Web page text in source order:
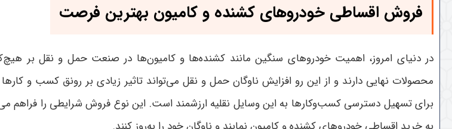
فروش اقساطی خودروهای کشنده و کامیون بهترین فرصت
در دنیای امروز، اهمیت خودروهای سنگین مانند کشنده‌ها و کامیون‌ها در صنعت حمل و نقل بر
محصولات نهایی دارند و از این رو افزایش ناوگان حمل و نقل می‌تواند تاثیر زیادی بر رونق کسب و
برای تسهیل دسترسی کسب‌وکارها به این وسایل نقلیه ارزشمند است. این نوع فروش شرایطی را فراهم